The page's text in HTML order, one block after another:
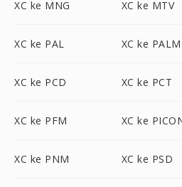
XC ke MNG XC ke MTV
XC ke PAL XC ke PALM
XC ke PCD XC ke PCT
XC ke PFM XC ke
XC ke PNM XC ke PSD